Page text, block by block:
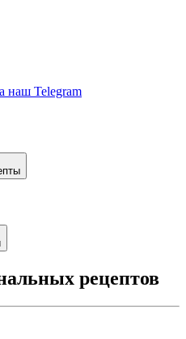
наш Telegram
рецептов